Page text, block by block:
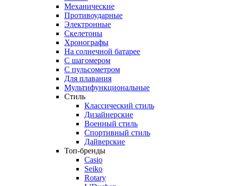
Механические
Противоударные
Электронные
Скелетоны
Хронографы
На солнечной батарее
С шагомером
С пульсометром
Для плавания
Мультифункциональные
Стиль
Классический стиль
Дизайнерские
Военный стиль
Спортивный стиль
Дайверские
Топ-бренды
Casio
Seiko
Rotary